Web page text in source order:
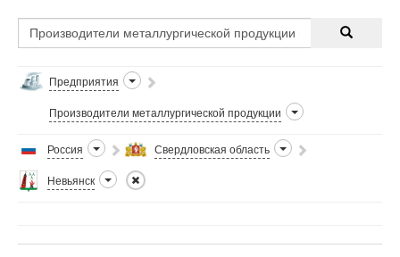
Предприятия
Производители металлургической продукции
Россия Свердловская область
Невьянск